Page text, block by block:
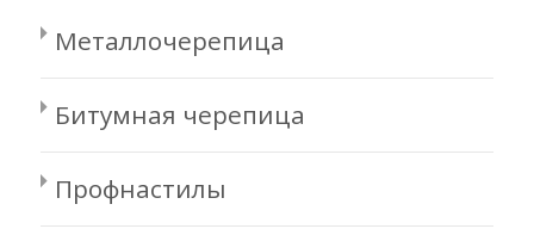
Металлочерепица
Битумная черепица
Профнастилы